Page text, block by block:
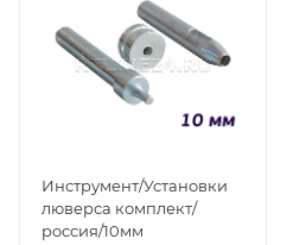
Инструмент/Установки
люверса комплект/
россия/10мм